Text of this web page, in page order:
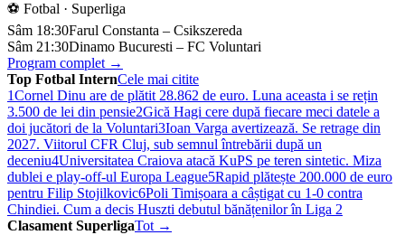
⚽ Fotbal · Superliga
Sâm 18:30Farul Constanta – Csikszereda
Sâm 21:30Dinamo Bucuresti – FC Voluntari
Program complet →
Top Fotbal InternCele mai citite
1Cornel Dinu are de plătit 28.862 de euro. Luna aceasta i se rețin
3.500 de lei din pensie2Gică Hagi cere după fiecare meci datele a
doi jucători de la Voluntari3Ioan Varga avertizează. Se retrage din
2027. Viitorul CFR Cluj, sub semnul întrebării după un
deceniu4Universitatea Craiova atacă KuPS pe teren sintetic. Miza
dublei e play-off-ul Europa League5Rapid plătește 200.000 de euro
pentru Filip Stojilkovic6Poli Timișoara a câștigat cu 1-0 contra
Chindiei. Cum a decis Huszti debutul bănățenilor în Liga 2
Clasament SuperligaTot →